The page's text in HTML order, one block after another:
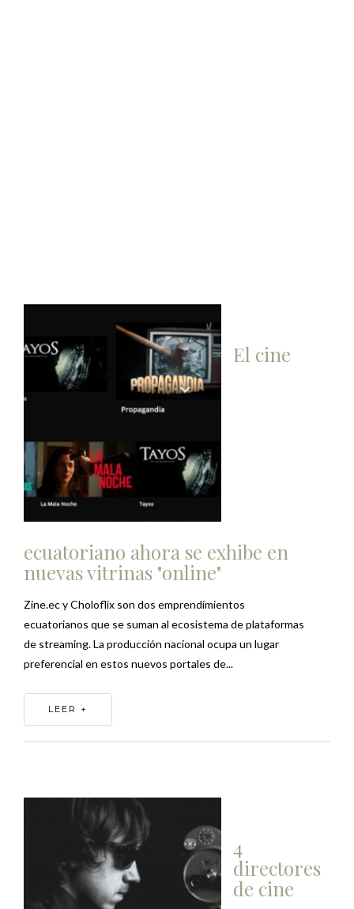
El cine
ecuatoriano ahora se exhibe en
nuevas vitrinas "online"
Zine.ec y Choloflix son dos emprendimientos
ecuatorianos que se suman al ecosistema de plataformas
de streaming. La producción nacional ocupa un lugar
preferencial en estos nuevos portales de...
LEER +
4
directores
de cine